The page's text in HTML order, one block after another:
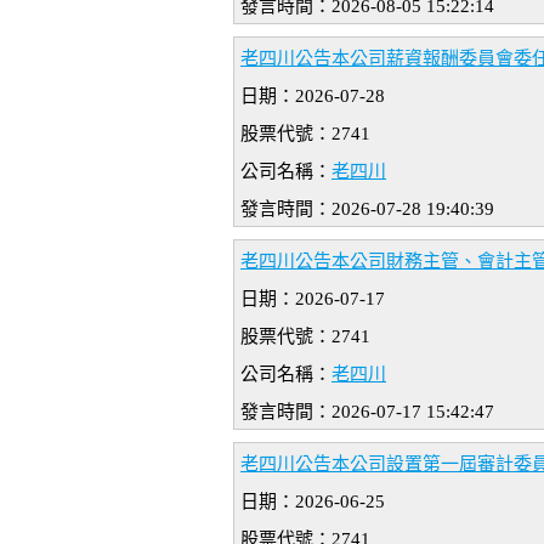
發言時間：2026-08-05 15:22:14
老四川公告本公司薪資報酬委員會委
日期：2026-07-28
股票代號：2741
公司名稱： 老四川
發言時間：2026-07-28 19:40:39
老四川公告本公司財務主管、會計主
日期：2026-07-17
股票代號：2741
公司名稱： 老四川
發言時間：2026-07-17 15:42:47
老四川公告本公司設置第一屆審計委
日期：2026-06-25
股票代號：2741